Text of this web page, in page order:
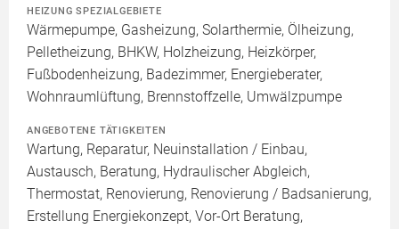
HEIZUNG SPEZIALGEBIETE
Wärmepumpe, Gasheizung, Solarthermie, Ölheizung,
Pelletheizung, BHKW, Holzheizung, Heizkörper,
Fußbodenheizung, Badezimmer, Energieberater,
Wohnraumlüftung, Brennstoffzelle, Umwälzpumpe
ANGEBOTENE TÄTIGKEITEN
Wartung, Reparatur, Neuinstallation / Einbau,
Austausch, Beratung, Hydraulischer Abgleich,
Thermostat, Renovierung, Renovierung / Badsanierung,
Erstellung Energiekonzept, Vor-Ort Beratung,